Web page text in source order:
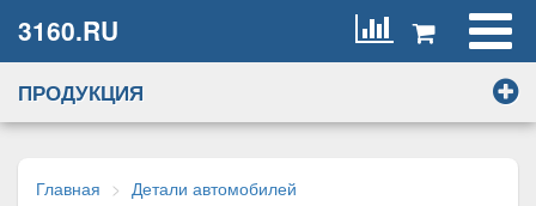
3160.RU
ПРОДУКЦИЯ
Главная Детали автомобилей